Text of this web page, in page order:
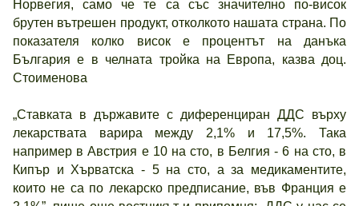
Норвегия, само че те са със значително по-висок
брутен вътрешен продукт, отколкото нашата страна. По
показателя колко висок е процентът на данъка
България е в челната тройка на Европа, казва доц.
Стоименова
„Ставката в държавите с диференциран ДДС върху
лекарствата варира между 2,1% и 17,5%. Така
например в Австрия е 10 на сто, в Белгия - 6 на сто, в
Кипър и Хърватска - 5 на сто, а за медикаментите,
които не са по лекарско предписание, във Франция е